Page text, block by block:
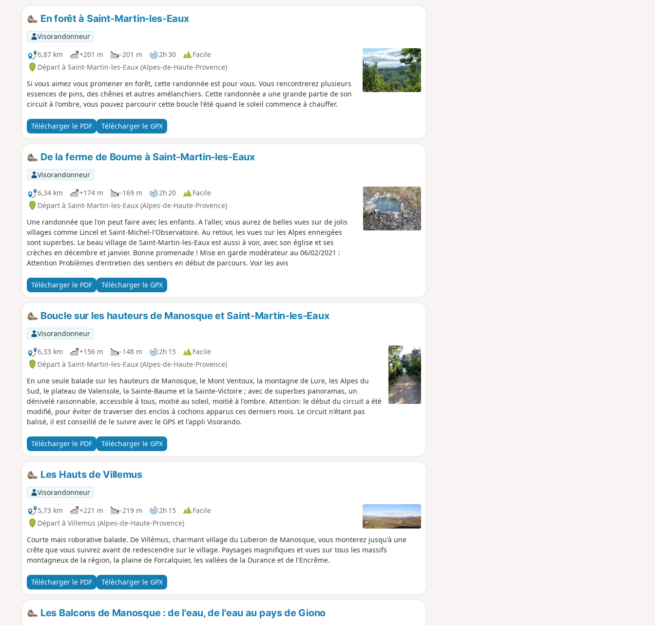
En forêt à Saint-Martin-les-Eaux
Visorandonneur
6,87 km
+201 m -201 m 2h 30
Facile
Départ à Saint-Martin-les-Eaux (Alpes-de-Haute-Provence)
Si vous aimez vous promener en forêt, cette randonnée est pour vous. Vous rencontrerez plusieurs
essences de pins, des chênes et autres amélanchiers. Cette randonnée a une grande partie de son
circuit à l'ombre, vous pouvez parcourir cette boucle l'été quand le soleil commence à chauffer.
Télécharger le PDF Télécharger le GPX
De la ferme de Bourne à Saint-Martin-les-Eaux
Visorandonneur
6,34 km
+174 m -169 m 2h 20
Facile
Départ à Saint-Martin-les-Eaux (Alpes-de-Haute-Provence)
Une randonnée que l'on peut faire avec les enfants. A l'aller, vous aurez de belles vues sur de jolis
villages comme Lincel et Saint-Michel-l'Observatoire. Au retour, les vues sur les Alpes enneigées
sont superbes. Le beau village de Saint-Martin-les-Eaux est aussi à voir, avec son église et ses
crèches en décembre et janvier. Bonne promenade ! Mise en garde modérateur au 06/02/2021 :
Attention Problèmes d'entretien des sentiers en début de parcours. Voir les avis
Télécharger le PDF Télécharger le GPX
Boucle sur les hauteurs de Manosque et Saint-Martin-les-Eaux
Visorandonneur
6,33 km
+156 m -148 m 2h 15
Facile
Départ à Saint-Martin-les-Eaux (Alpes-de-Haute-Provence)
En une seule balade sur les hauteurs de Manosque, le Mont Ventoux, la montagne de Lure, les Alpes du
Sud, le plateau de Valensole, la Sainte-Baume et la Sainte-Victoire ; avec de superbes panoramas, un
dénivelé raisonnable, accessible à tous, moitié au soleil, moitié à l'ombre. Attention: le début du circuit a été
modifié, pour éviter de traverser des enclos à cochons apparus ces derniers mois. Le circuit n'étant pas
balisé, il est conseillé de le suivre avec le GPS et l'appli Visorando.
Télécharger le PDF Télécharger le GPX
Les Hauts de Villemus
Visorandonneur
5,73 km
+221 m -219 m 2h 15
Facile
Départ à Villemus (Alpes-de-Haute-Provence)
Courte mais roborative balade. De Villémus, charmant village du Luberon de Manosque, vous monterez jusqu'à une
crête que vous suivrez avant de redescendre sur le village. Paysages magnifiques et vues sur tous les massifs
montagneux de la région, la plaine de Forcalquier, les vallées de la Durance et de l'Encrême.
Télécharger le PDF Télécharger le GPX
Les Balcons de Manosque : de l'eau, de l'eau au pays de Giono